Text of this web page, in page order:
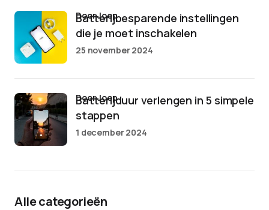
Batterijbesparende instellingen
die je moet inschakelen
door Joep
25 november 2024
Batterijduur verlengen in 5 simpele
stappen
door Joep
1 december 2024
Alle categorieën